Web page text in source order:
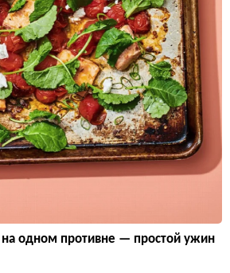
одном противне — простой ужин